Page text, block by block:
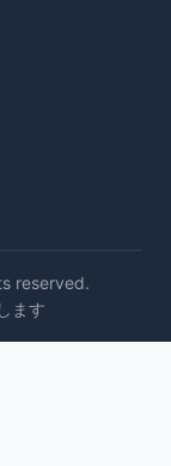
reserved.
ます